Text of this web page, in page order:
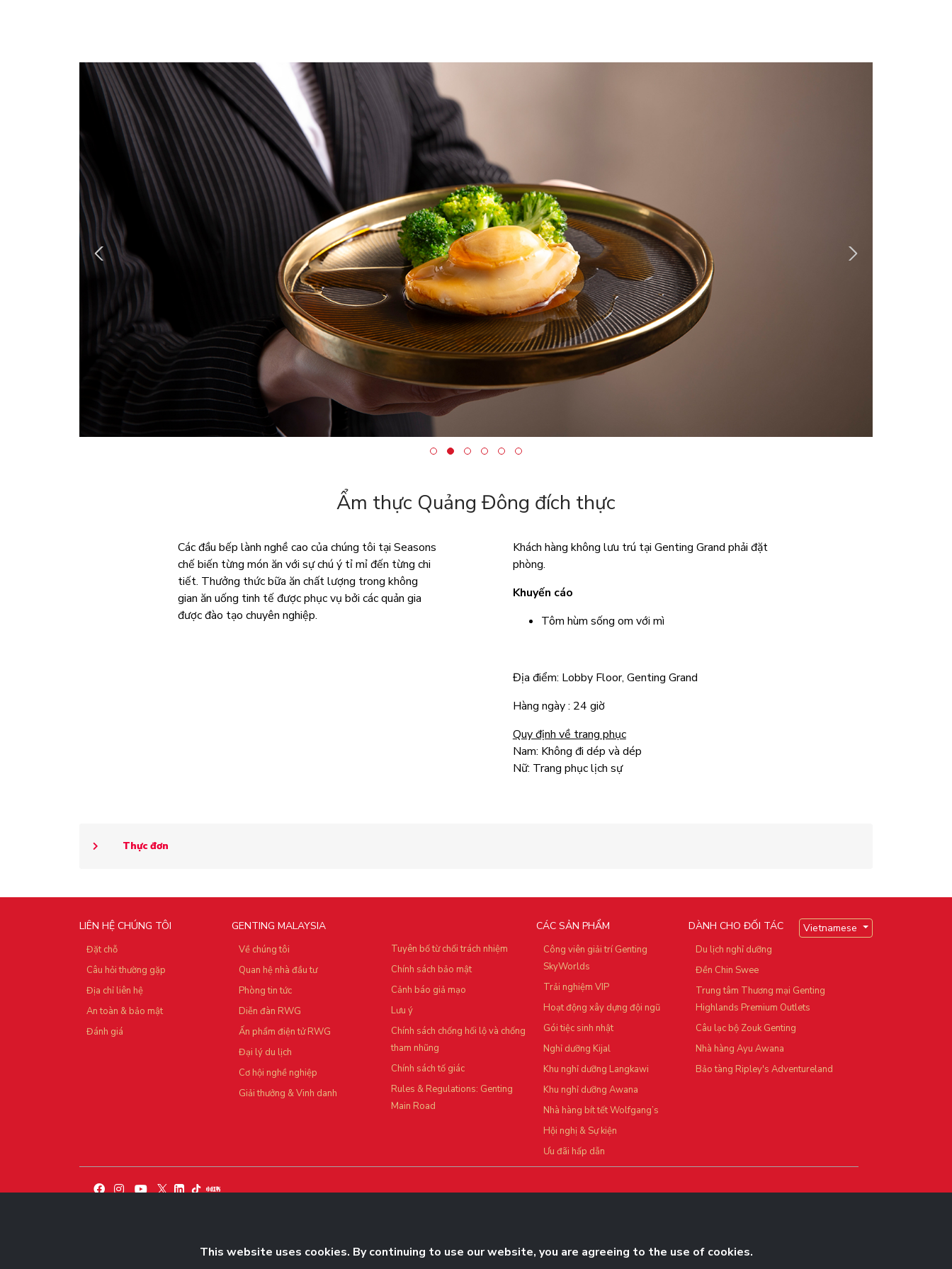
Ẩm thực Quảng Đông đích thực
Các đầu bếp lành nghề cao của chúng tôi tại Seasons
chế biến từng món ăn với sự chú ý tỉ mỉ đến từng chi
tiết. Thưởng thức bữa ăn chất lượng trong không
gian ăn uống tinh tế được phục vụ bởi các quản gia
được đào tạo chuyên nghiệp.
Khách hàng không lưu trú tại Genting Grand phải đặt
phòng.
Khuyến cáo
Tôm hùm sống om với mì
Địa điểm: Lobby Floor, Genting Grand
Hàng ngày : 24 giờ
Quy định về trang phục
Nam: Không đi dép và dép
Nữ: Trang phục lịch sự
Thực đơn
LIÊN HỆ CHÚNG TÔI
Đặt chỗ
Câu hỏi thường gặp
Địa chỉ liên hệ
An toàn & bảo mật
Đánh giá
GENTING MALAYSIA
Về chúng tôi
Quan hệ nhà đầu tư
Phòng tin tức
Diễn đàn RWG
Ấn phẩm điện tử RWG
Đại lý du lịch
Cơ hội nghề nghiệp
Giải thưởng & Vinh danh
Tuyên bố từ chối trách nhiệm
Chính sách bảo mật
Cảnh báo giả mạo
Lưu ý
Chính sách chống hối lộ và chống
tham nhũng
Chính sách tố giác
Rules & Regulations: Genting
Main Road
CÁC SẢN PHẨM
Công viên giải trí Genting
SkyWorlds
Trải nghiệm VIP
Hoạt động xây dựng đội ngũ
Gói tiệc sinh nhật
Nghỉ dưỡng Kijal
Khu nghỉ dưỡng Langkawi
Khu nghỉ dưỡng Awana
Nhà hàng bít tết Wolfgang’s
Hội nghị & Sự kiện
Ưu đãi hấp dẫn
DÀNH CHO ĐỐI TÁC
Du lịch nghỉ dưỡng
Đền Chin Swee
Trung tâm Thương mại Genting
Highlands Premium Outlets
Câu lạc bộ Zouk Genting
Nhà hàng Ayu Awana
Bảo tàng Ripley's Adventureland
Vietnamese
Nhận ngay thông báo khi có tin tức, câu chuyện và cập nhật độc quyền
This website uses cookies. By continuing to use our website, you are agreeing to the use of cookies.